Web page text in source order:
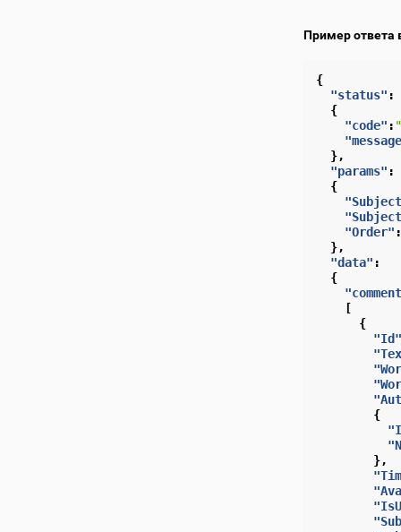
Пример ответа
{
"status" :
{
"code" :
},
"params" :
{
"Order" :
},
"data" :
{
[
{
"Id"
{
},